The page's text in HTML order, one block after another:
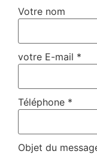
Votre nom
votre E-mail *
Téléphone *
Objet du